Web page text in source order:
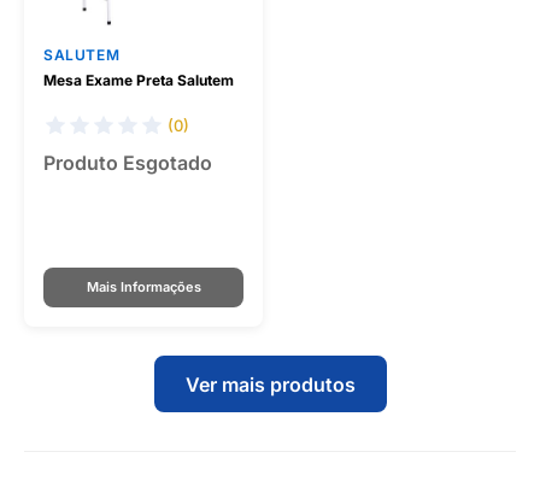
SALUTEM
Mesa Exame Preta Salutem
(0)
Produto Esgotado
Mais Informações
Ver mais produtos